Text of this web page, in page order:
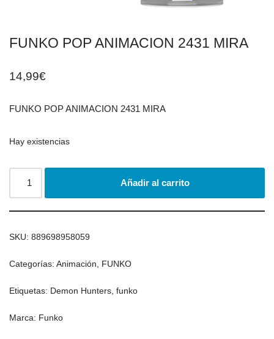
FUNKO POP ANIMACION 2431 MIRA
14,99€
FUNKO POP ANIMACION 2431 MIRA
Hay existencias
Añadir al carrito
SKU: 889698958059
Categorías: Animación FUNKO
Etiquetas: Demon Hunters funko
Marca: Funko